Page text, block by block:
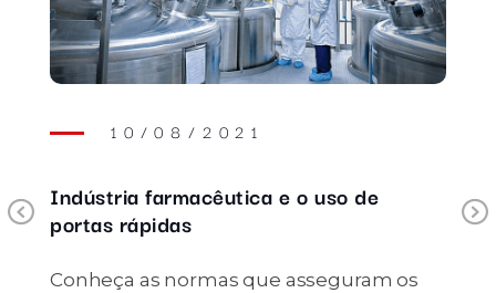
Previous
10/08/2021
Indústria farmacêutica e o uso de
portas rápidas
Conheça as normas que asseguram os